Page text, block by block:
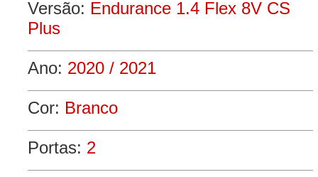
Versão: Endurance 1.4 Flex 8V CS
Plus
Ano: 2020 / 2021
Cor: Branco
Portas: 2